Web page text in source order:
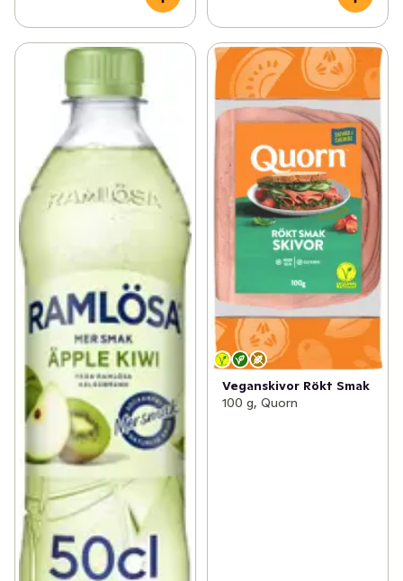
Veganskivor Rökt Smak
100 g, Quorn